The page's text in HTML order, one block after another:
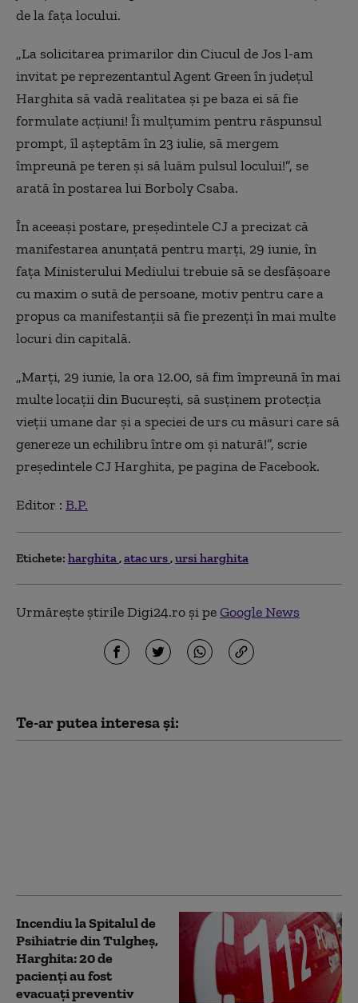
de la faţa locului.
„La solicitarea primarilor din Ciucul de Jos l-am
invitat pe reprezentantul Agent Green în judeţul
Harghita să vadă realitatea şi pe baza ei să fie
formulate acţiuni! Îi mulţumim pentru răspunsul
prompt, îl aşteptăm în 23 iulie, să mergem
împreună pe teren şi să luăm pulsul locului!”, se
arată în postarea lui Borboly Csaba.
În aceeaşi postare, preşedintele CJ a precizat că
manifestarea anunţată pentru marţi, 29 iunie, în
faţa Ministerului Mediului trebuie să se desfăşoare
cu maxim o sută de persoane, motiv pentru care a
propus ca manifestanţii să fie prezenţi în mai multe
locuri din capitală.
„Marţi, 29 iunie, la ora 12.00, să fim împreună în mai
multe locaţii din Bucureşti, să susţinem protecţia
vieţii umane dar şi a speciei de urs cu măsuri care să
genereze un echilibru între om şi natură!”, scrie
preşedintele CJ Harghita, pe pagina de Facebook.
Editor : B.P.
Etichete: harghita atac urs ursi harghita
Urmărește știrile Digi24.ro și peGoogle News
Te-ar putea interesa și:
Incendiu la Spitalul de
Psihiatrie din Tulgheş,
Harghita: 20 de
pacienţi au fost
evacuaţi preventiv